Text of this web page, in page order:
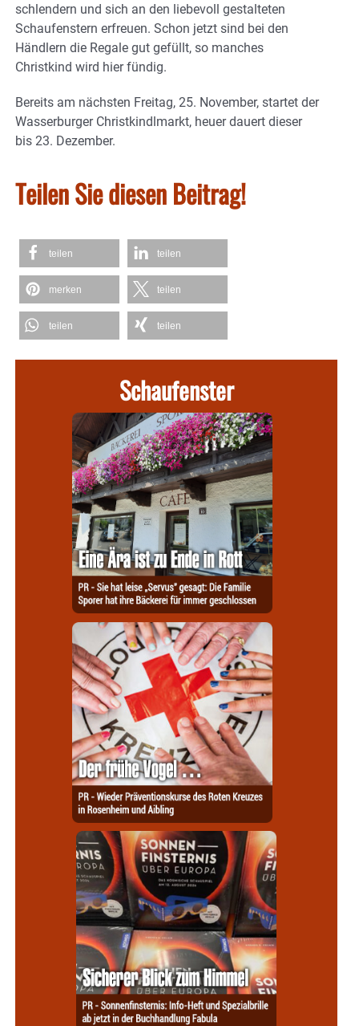
schlendern und sich an den liebevoll gestalteten
Schaufenstern erfreuen. Schon jetzt sind bei den
Händlern die Regale gut gefüllt, so manches
Christkind wird hier fündig.
Bereits am nächsten Freitag, 25. November, startet der
Wasserburger Christkindlmarkt, heuer dauert dieser
bis 23. Dezember.
Teilen Sie diesen Beitrag!
teilen teilen
merken teilen
teilen teilen
Schaufenster